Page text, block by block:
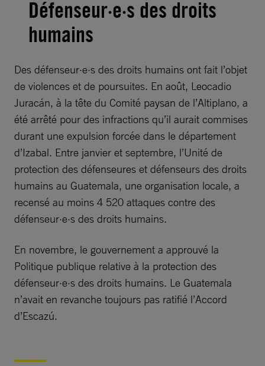
Défenseur·e·s des droits
humains
Des défenseur·e·s des droits humains ont fait l’objet
de violences et de poursuites. En août, Leocadio
Juracán, à la tête du Comité paysan de l’Altiplano, a
été arrêté pour des infractions qu’il aurait commises
durant une expulsion forcée dans le département
d’Izabal. Entre janvier et septembre, l’Unité de
protection des défenseures et défenseurs des droits
humains au Guatemala, une organisation locale, a
recensé au moins 4 520 attaques contre des
défenseur·e·s des droits humains.
En novembre, le gouvernement a approuvé la
Politique publique relative à la protection des
défenseur·e·s des droits humains. Le Guatemala
n’avait en revanche toujours pas ratifié l’Accord
d’Escazú.